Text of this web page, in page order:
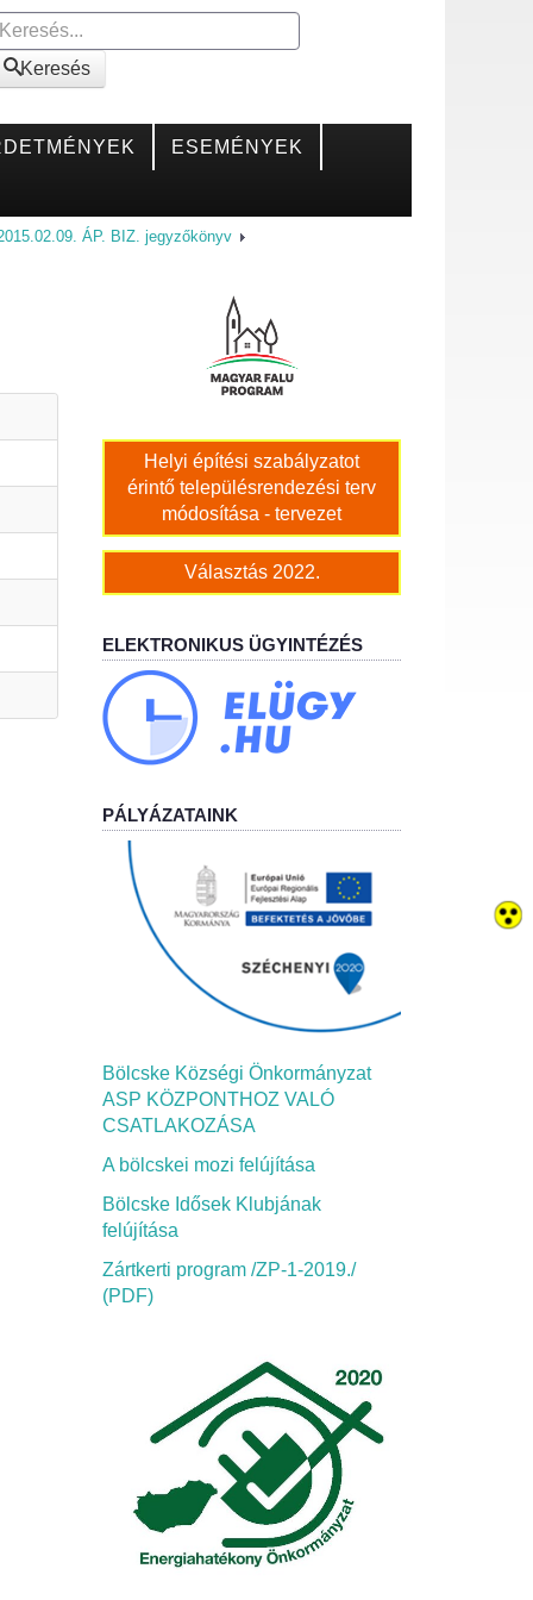
Keresés
ESEMÉNYEK
ÁP. BIZ. jegyzőkönyv
Helyi építési szabályzatot
érintő településrendezési terv
módosítása - tervezet
Választás 2022.
ELEKTRONIKUS ÜGYINTÉZÉS
PÁLYÁZATAINK
Bölcske Községi Önkormányzat
ASP KÖZPONTHOZ VALÓ
CSATLAKOZÁSA
A bölcskei mozi felújítása
Bölcske Idősek Klubjának
felújítása
Zártkerti program /ZP-1-2019./
(PDF)